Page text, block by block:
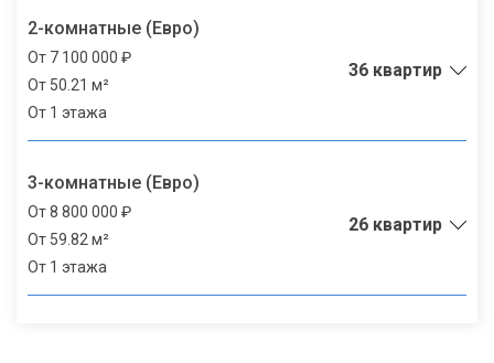
2-комнатные (Евро)
От 7 100 000 ₽
От 50.21 м²
От 1 этажа
36 квартир
3-комнатные (Евро)
От 8 800 000 ₽
От 59.82 м²
От 1 этажа
26 квартир